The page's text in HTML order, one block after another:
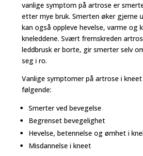
vanlige symptom på artrose er
etter mye bruk. Smerten øker gjerne
kan også oppleve hevelse, varme og
kneleddene. Svært fremskreden
leddbrusk er borte, gir smerter selv
seg i ro.
Vanlige symptomer på artrose i
følgende:
Smerter ved bevegelse
Begrenset bevegelighet
Hevelse, betennelse og ømhet i
Misdannelse i kneet